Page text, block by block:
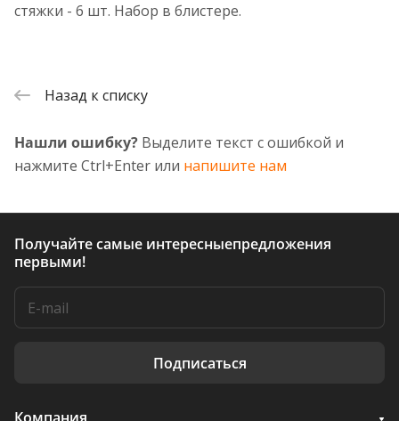
стяжки - 6 шт. Набор в блистере.
Назад к списку
Нашли ошибку? Выделите текст с ошибкой и
нажмите Ctrl+Enter или напишите нам
Получайте самые интересныепредложения
первыми!
Подписаться